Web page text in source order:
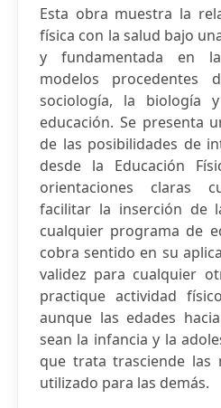
Esta obra muestra la
física con la salud bajo
y fundamentada en
modelos procedentes
sociología, la biología
educación. Se presenta
de las posibilidades de
desde la Educación
orientaciones claras
facilitar la inserción de
cualquier programa de
cobra sentido en su
validez para cualquier
practique actividad
aunque las edades
sean la infancia y la
que trata trasciende las
utilizado para las demás.